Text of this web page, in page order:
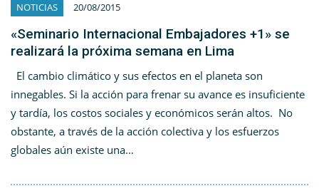
NOTICIAS 20/08/2015
«Seminario Internacional Embajadores +1» se
realizará la próxima semana en Lima
El cambio climático y sus efectos en el planeta son
innegables. Si la acción para frenar su avance es insuficiente
y tardía, los costos sociales y económicos serán altos. No
obstante, a través de la acción colectiva y los esfuerzos
globales aún existe una…